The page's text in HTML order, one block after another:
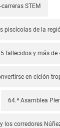
STEM
piscícolas de la
5 fallecidos y más de
en ciclón
64.ª Asamblea
los corredores